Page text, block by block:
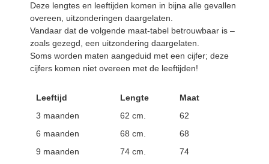
Deze lengtes en leeftijden komen in bijna alle gevallen
overeen, uitzonderingen daargelaten.
Vandaar dat de volgende maat-tabel betrouwbaar is –
zoals gezegd, een uitzondering daargelaten.
Soms worden maten aangeduid met een cijfer; deze
cijfers komen niet overeen met de leeftijden!
Leeftijd Lengte
Maat
3 maanden
62 cm.
62
6 maanden
68 cm.
68
9 maanden
74 cm.
74